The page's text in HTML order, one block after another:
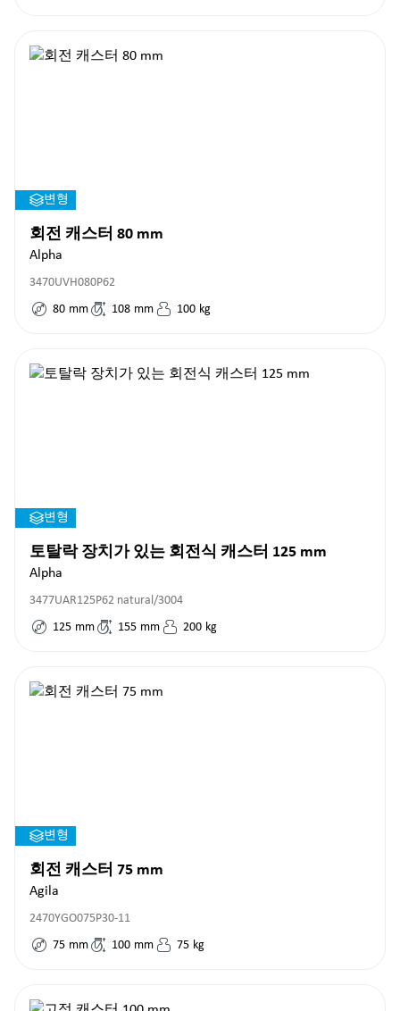
변형
회전 캐스터 80 mm
Alpha
3470UVH080P62
80 mm 108 mm 100 kg
변형
토탈락 장치가 있는 회전식 캐스터 125 mm
Alpha
3477UAR125P62 natural/3004
125 mm 155 mm 200 kg
변형
회전 캐스터 75 mm
Agila
2470YGO075P30-11
75 mm 100 mm 75 kg